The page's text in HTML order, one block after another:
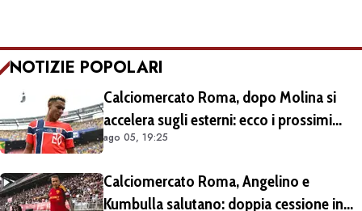
NOTIZIE POPOLARI
Calciomercato Roma, dopo Molina si
accelera sugli esterni: ecco i prossimi
obiettivi
ago 05, 19:25
Calciomercato Roma, Angelino e
Kumbulla salutano: doppia cessione in